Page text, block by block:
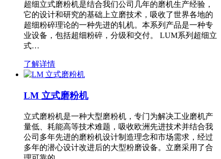
超细立式磨粉机是结合我们公司几年的磨机生产经验，
它的设计和研究的基础上立磨技术，吸收了世界各地的
超细粉碎理论的一种先进的轧机。本系列产品是一种专
业设备，包括超细粉碎，分级和交付。 LUM系列超细立
式…
了解详情
LM 立式磨粉机
立式磨粉机是一种大型磨粉机，专门为解决工业磨机产
量低、耗能高等技术难题，吸收欧洲先进技术并结合我
公司多年先进的磨粉机设计制造理念和市场需求，经过
多年的潜心设计改进后的大型粉磨设备。立磨采用了合